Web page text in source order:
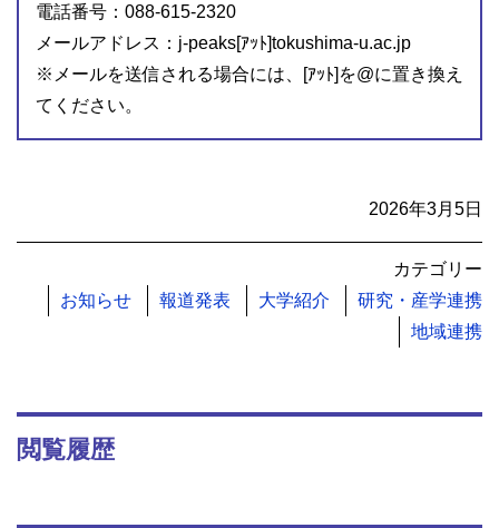
電話番号：088-615-2320
メールアドレス：j-peaks[ｱｯﾄ]tokushima-u.ac.jp
※メールを送信される場合には、[ｱｯﾄ]を@に置き換え
てください。
2026年3月5日
カテゴリー
お知らせ
報道発表 大学紹介
研究・産学連携
地域連携
閲覧履歴